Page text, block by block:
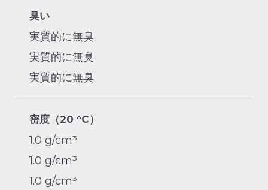
臭い
実質的に無臭
実質的に無臭
実質的に無臭
密度（20 °C）
1.0 g/cm³
1.0 g/cm³
1.0 g/cm³